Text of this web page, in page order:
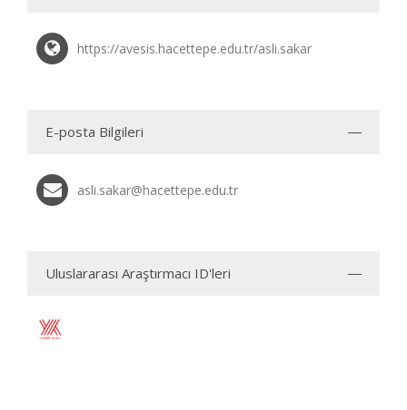
https://avesis.hacettepe.edu.tr/asli.sakar
E-posta Bilgileri
asli.sakar@hacettepe.edu.tr
Uluslararası Araştırmacı ID'leri